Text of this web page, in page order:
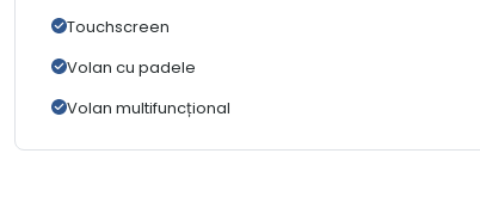
Touchscreen
Volan cu padele
Volan multifuncțional